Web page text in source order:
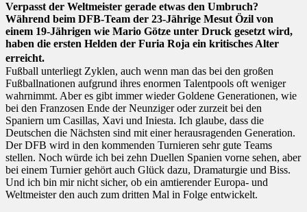
Verpasst der Weltmeister gerade etwas den Umbruch?
Während beim DFB-Team der 23-Jährige Mesut Özil von
einem 19-Jährigen wie Mario Götze unter Druck gesetzt wird,
haben die ersten Helden der Furia Roja ein kritisches Alter
erreicht.
Fußball unterliegt Zyklen, auch wenn man das bei den großen
Fußballnationen aufgrund ihres enormen Talentpools oft weniger
wahrnimmt. Aber es gibt immer wieder Goldene Generationen, wie
bei den Franzosen Ende der Neunziger oder zurzeit bei den
Spaniern um Casillas, Xavi und Iniesta. Ich glaube, dass die
Deutschen die Nächsten sind mit einer herausragenden Generation.
Der DFB wird in den kommenden Turnieren sehr gute Teams
stellen. Noch würde ich bei zehn Duellen Spanien vorne sehen, aber
bei einem Turnier gehört auch Glück dazu, Dramaturgie und Biss.
Und ich bin mir nicht sicher, ob ein amtierender Europa- und
Weltmeister den auch zum dritten Mal in Folge entwickelt.